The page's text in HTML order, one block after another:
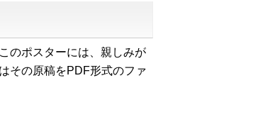
のポスターには、親しみが
その原稿をPDF形式のファ